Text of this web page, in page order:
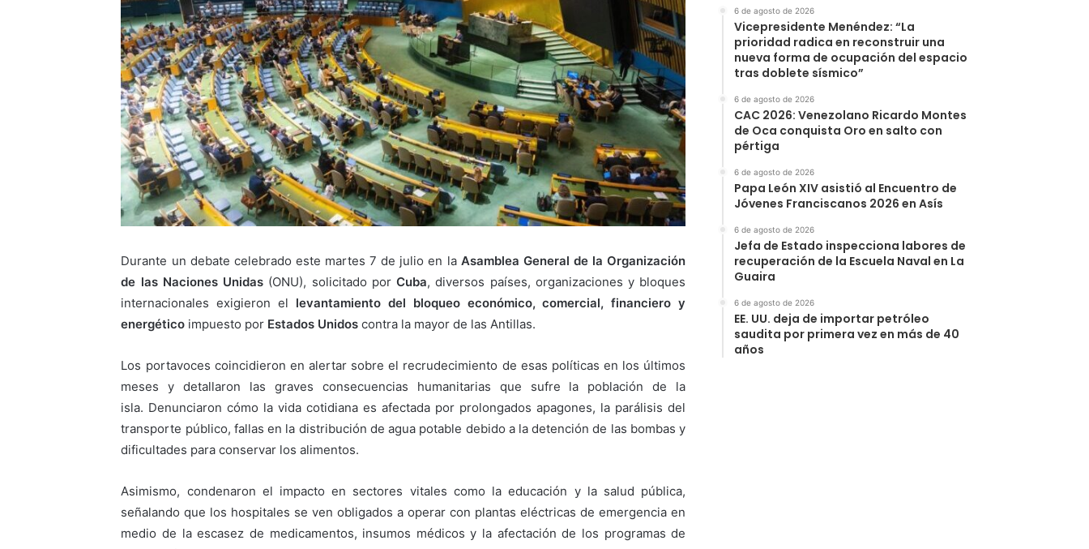
Durante un debate celebrado este martes 7 de julio en la Asamblea General de la Organización
de las Naciones Unidas (ONU), solicitado porCuba, diversos países, organizaciones y bloques
internacionales exigieron el levantamiento del bloqueo económico, comercial, financiero y
energético impuesto por Estados Unidos contra la mayor de las Antillas.
Los portavoces coincidieron en alertar sobre el recrudecimiento de esas políticas en los últimos
meses y detallaron las graves consecuencias humanitarias que sufre la población de la
isla. Denunciaron cómo la vida cotidiana es afectada por prolongados apagones, la parálisis del
transporte público, fallas en la distribución de agua potable debido a la detención de las bombas y
dificultades para conservar los alimentos.
Asimismo, condenaron el impacto en sectores vitales como la educación y la salud pública,
señalando que los hospitales se ven obligados a operar con plantas eléctricas de emergencia en
medio de la escasez de medicamentos, insumos médicos y la afectación de los programas de
6 de agosto de 2026
Vicepresidente Menéndez: “La
prioridad radica en reconstruir una
nueva forma de ocupación del espacio
tras doblete sísmico”
6 de agosto de 2026
CAC 2026: Venezolano Ricardo Montes
de Oca conquista Oro en salto con
pértiga
6 de agosto de 2026
Papa León XIV asistió al Encuentro de
Jóvenes Franciscanos 2026 en Asís
6 de agosto de 2026
Jefa de Estado inspecciona labores de
recuperación de la Escuela Naval en La
Guaira
6 de agosto de 2026
EE. UU. deja de importar petróleo
saudita por primera vez en más de 40
años